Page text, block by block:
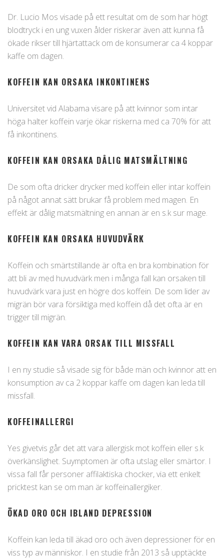
Dr. Lucio Mos visade på ett resultat om de som har högt
blodtryck i en ung vuxen ålder riskerar även att kunna få
ökade rikser till hjärtattack om de konsumerar ca 4 koppar
kaffe om dagen.
KOFFEIN KAN ORSAKA INKONTINENS
Universitet vid Alabama visare på att kvinnor som intar
höga halter koffein varje ökar riskerna med ca 70% för att
få inkontinens.
KOFFEIN KAN ORSAKA DÅLIG MATSMÄLTNING
De som ofta dricker drycker med koffein eller intar koffein
på något annat sätt brukar få problem med magen. En
effekt är dålig matsmältning en annan är en s.k sur mage.
KOFFEIN KAN ORSAKA HUVUDVÄRK
Koffein och smärtstillande är ofta en bra kombination för
att bli av med huvudvärk men i många fall kan orsaken till
huvudvärk vara just en högre dos koffein. De som lider av
migrän bör vara försiktiga med koffein då det ofta är en
trigger till migrän.
KOFFEIN KAN VARA ORSAK TILL MISSFALL
I en ny studie så visade sig för både män och kvinnor att en
konsumption av ca 2 koppar kaffe om dagen kan leda till
missfall.
KOFFEINALLERGI
Yes givetvis går det att vara allergisk mot koffein eller s.k
överkänslighet. Suymptomen är ofta utslag eller smärtor. I
vissa fall får personer affilaktiska chocker, via ett enkelt
pricktest kan se om man är koffeinallergiker.
ÖKAD ORO OCH IBLAND DEPRESSION
Koffein kan leda till äkad oro och även depressioner för en
viss typ av människor. I en studie från 2013 så upptäckte